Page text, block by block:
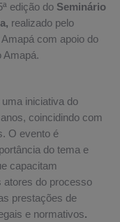
edição do Seminário
realizado pelo
com apoio do
Amapá.
iniciativa do
coincidindo com
O evento é
do tema e
capacitam
atores do processo
prestações de
e normativos.